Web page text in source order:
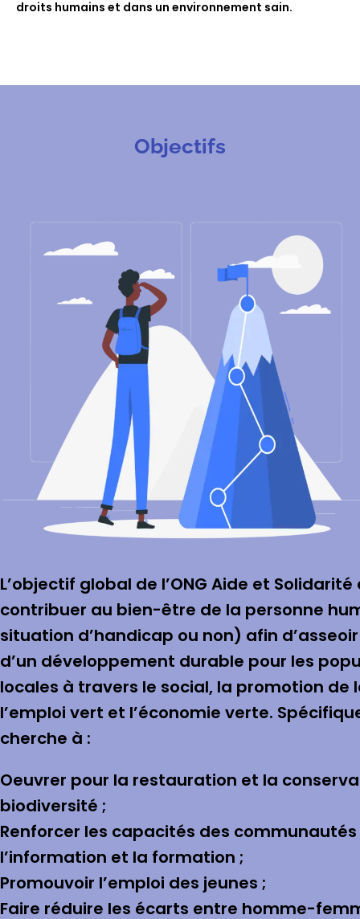
droits humains et dans un environnement sain.
Objectifs
L’objectif global de l’ONG Aide et
contribuer au bien-être de la personne
situation d’handicap ou non) afin
d’un développement durable pour les
locales à travers le social, la promotion de
l’emploi vert et l’économie verte.
cherche à :
Oeuvrer pour la restauration et la
biodiversité ;
Renforcer les capacités des
l’information et la formation ;
Promouvoir l’emploi des jeunes ;
Faire réduire les écarts entre homme-